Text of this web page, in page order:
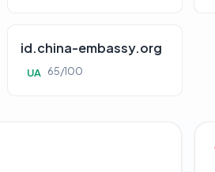
id.china-embassy.org
UA 65/100